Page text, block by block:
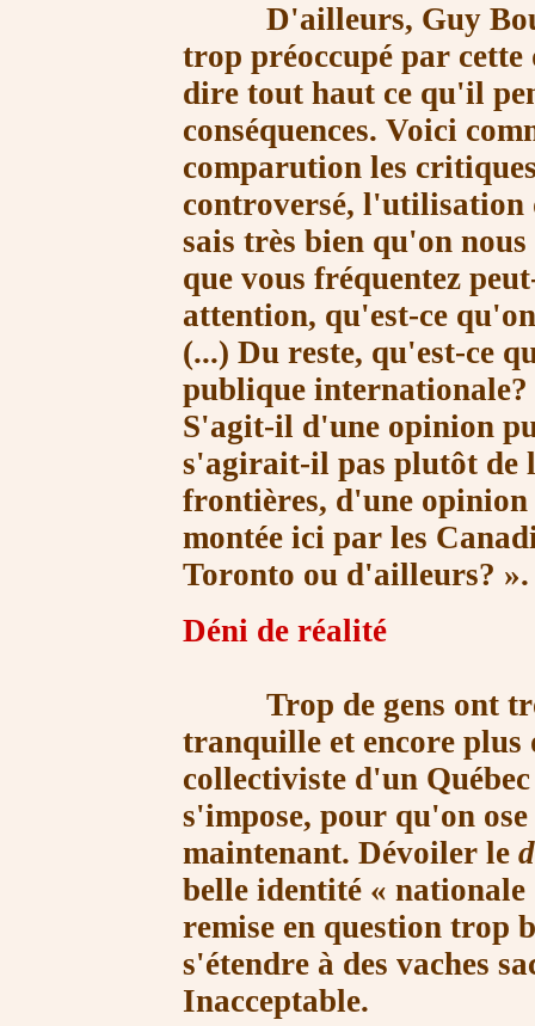
D'ailleurs, Guy
trop préoccupé par
dire tout haut ce qu'il
conséquences. Voici
comparution les
controversé, l'utilisation
sais très bien qu'on
que vous fréquentez
attention, qu'est-ce
(...) Du reste, qu'est-ce
publique
S'agit-il d'une opinion
s'agirait-il pas plutôt de
frontières, d'une
montée ici par les
Toronto ou d'ailleurs? ».
Déni de réalité
Trop de gens ont
tranquille et encore plus
collectiviste d'un
s'impose, pour qu'on
maintenant. Dévoiler le
belle identité « nationale
remise en question trop
s'étendre à des vaches
Inacceptable.